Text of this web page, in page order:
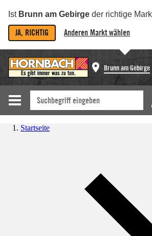
Ist Brunn am Gebirge der richtige
JA, RICHTIG Anderen Markt wählen
Brunn am Gebirge
Startseite